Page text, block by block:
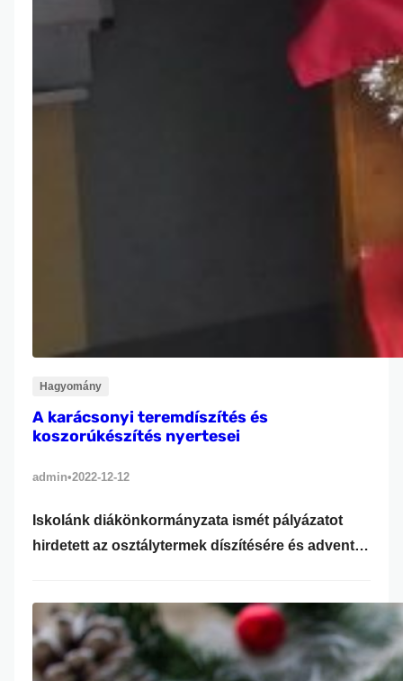
Hagyomány
A karácsonyi teremdíszítés és
koszorúkészítés nyertesei
admin•2022-12-12
Iskolánk diákönkormányzata ismét pályázatot
hirdetett az osztálytermek díszítésére és adventi
11.B 40 pont II. 11.A 34 pont III. 10.B 33 pont
Különdíjban részesült Gyurkó Gyuláné Ilike
portásunk. Koszorúkészítés: I. Tóth Eszter (9.B) II.